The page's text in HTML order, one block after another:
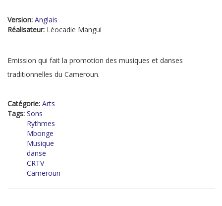
Version: Anglais
Réalisateur: Léocadie Mangui
Emission qui fait la promotion des musiques et danses
traditionnelles du Cameroun.
Catégorie: Arts
Tags: Sons
Rythmes
Mbonge
Musique
danse
CRTV
Cameroun